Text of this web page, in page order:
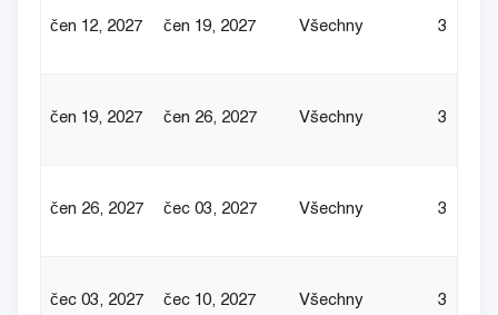
čen 12, 2027 čen 19, 2027 Všechny 3
čen 19, 2027 čen 26, 2027 Všechny 3
čen 26, 2027 čec 03, 2027 Všechny 3
čec 03, 2027 čec 10, 2027 Všechny 3